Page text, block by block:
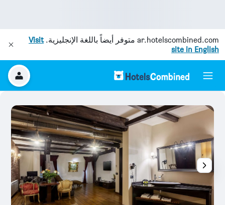
ar.hotelscombined.com متوفر أيضاً باللغة الإنجليزية.Visit
site in English